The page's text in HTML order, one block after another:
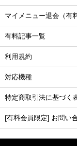
マイメニュー退会（有
有料記事一覧
利用規約
対応機種
特定商取引法に基づく
[有料会員限定] お問い